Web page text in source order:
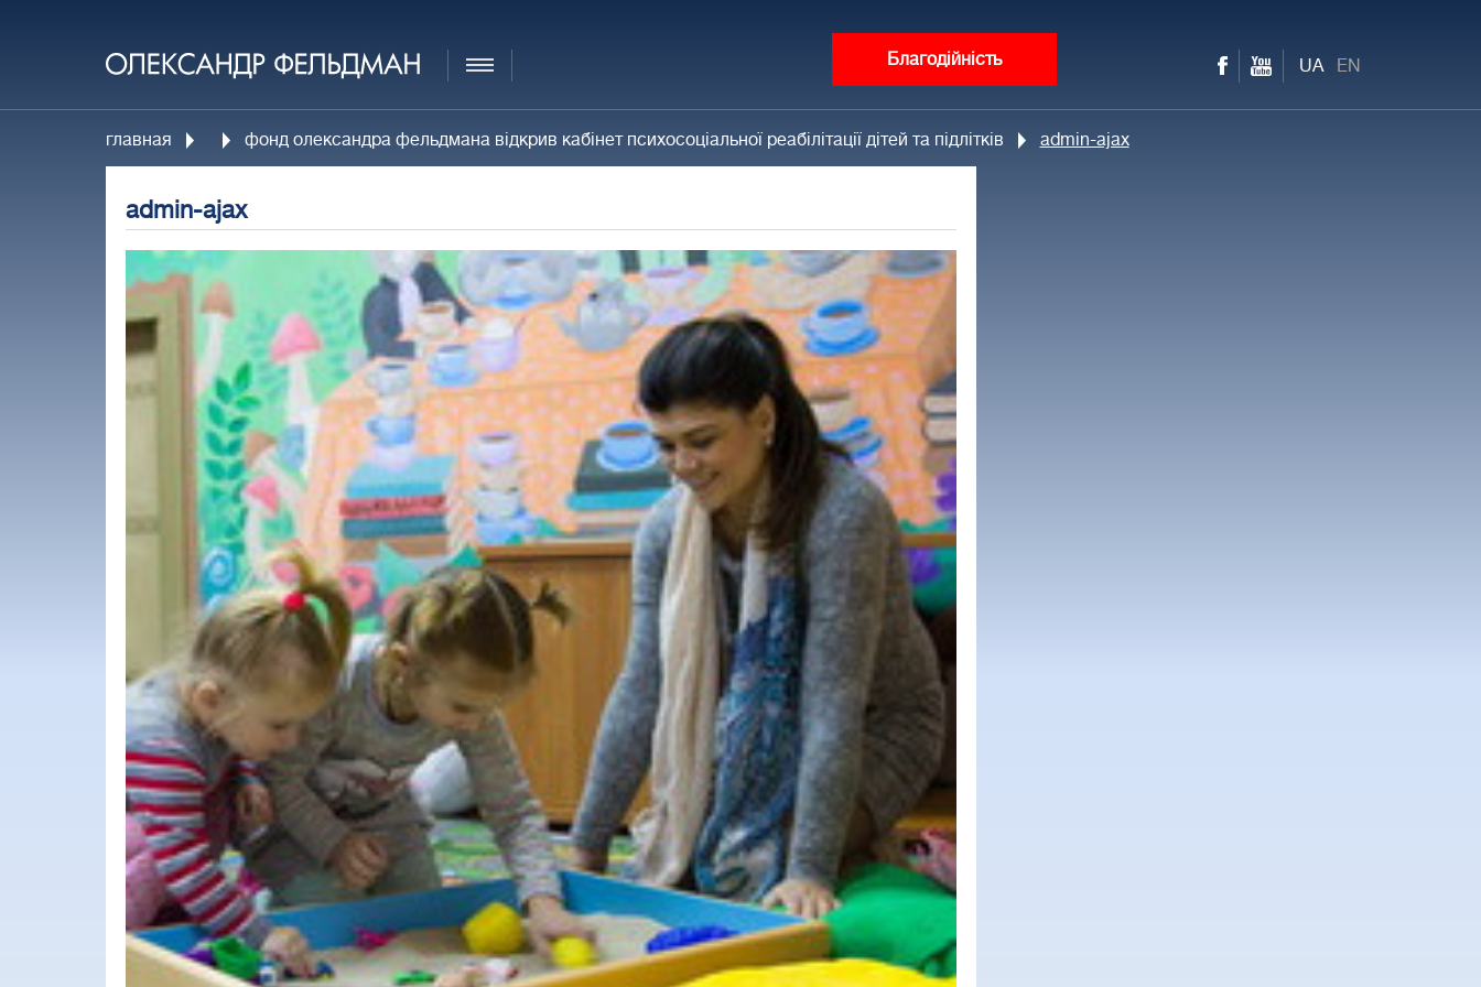
Благодійність UA EN
главная фонд олександра фельдмана відкрив кабінет психосоціальної реабілітації дітей та підлітків admin-ajax
admin-ajax